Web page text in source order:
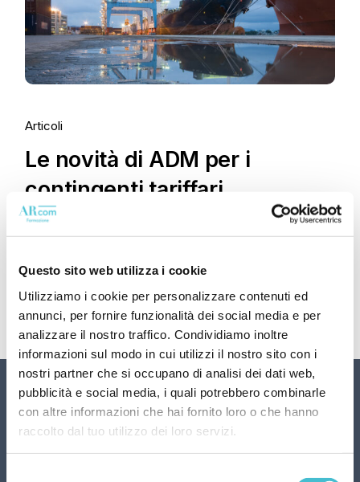
Questo sito web utilizza i cookie
Utilizziamo i cookie per personalizzare contenuti ed
annunci, per fornire funzionalità dei social media e per
analizzare il nostro traffico. Condividiamo inoltre
informazioni sul modo in cui utilizzi il nostro sito con i
nostri partner che si occupano di analisi dei dati web,
pubblicità e social media, i quali potrebbero combinarle
con altre informazioni che hai fornito loro o che hanno
raccolto dal tuo utilizzo dei loro servizi.
Articoli
Le novità di ADM per i
contingenti tariffari